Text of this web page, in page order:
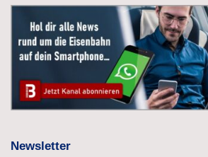
Newsletter